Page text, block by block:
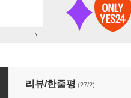
리뷰/한줄평 (27/2)